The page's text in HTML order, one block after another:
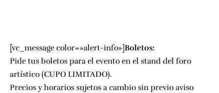
[vc_message color=»alert-info»]Boletos:
Pide tus boletos para el evento en el stand del foro
artístico (CUPO LIMITADO).
Precios y horarios sujetos a cambio sin previo aviso